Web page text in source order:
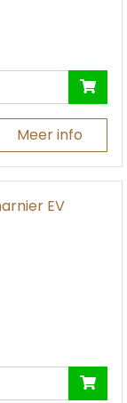
Meer info
EV